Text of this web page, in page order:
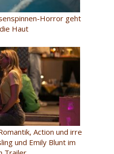
Horror geht
Haut
Action und irre
und Emily Blunt im